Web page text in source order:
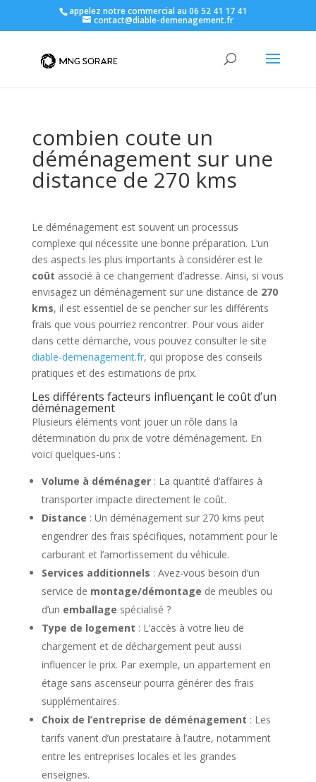
appelez notre commercial au 06 52 41 17 41
contact@diable-demenagement.fr
combien coute un
déménagement sur une
distance de 270 kms
Le déménagement est souvent un processus
complexe qui nécessite une bonne préparation. L’un
des aspects les plus importants à considérer est le
coût associé à ce changement d’adresse. Ainsi, si vous
envisagez un déménagement sur une distance de 270
kms, il est essentiel de se pencher sur les différents
frais que vous pourriez rencontrer. Pour vous aider
dans cette démarche, vous pouvez consulter le site
diable-demenagement.fr, qui propose des conseils
pratiques et des estimations de prix.
Les différents facteurs influençant le coût d’un
déménagement
Plusieurs éléments vont jouer un rôle dans la
détermination du prix de votre déménagement. En
voici quelques-uns :
Volume à déménager: La quantité d’affaires à
transporter impacte directement le coût.
Distance : Un déménagement sur 270 kms peut
engendrer des frais spécifiques, notamment pour le
carburant et l’amortissement du véhicule.
Services additionnels : Avez-vous besoin d’un
service de montage/démontage de meubles ou
d’un emballage spécialisé ?
Type de logement : L’accès à votre lieu de
chargement et de déchargement peut aussi
influencer le prix. Par exemple, un appartement en
étage sans ascenseur pourra générer des frais
supplémentaires.
Choix de l’entreprise de déménagement : Les
tarifs varient d’un prestataire à l’autre, notamment
entre les entreprises locales et les grandes
enseignes.